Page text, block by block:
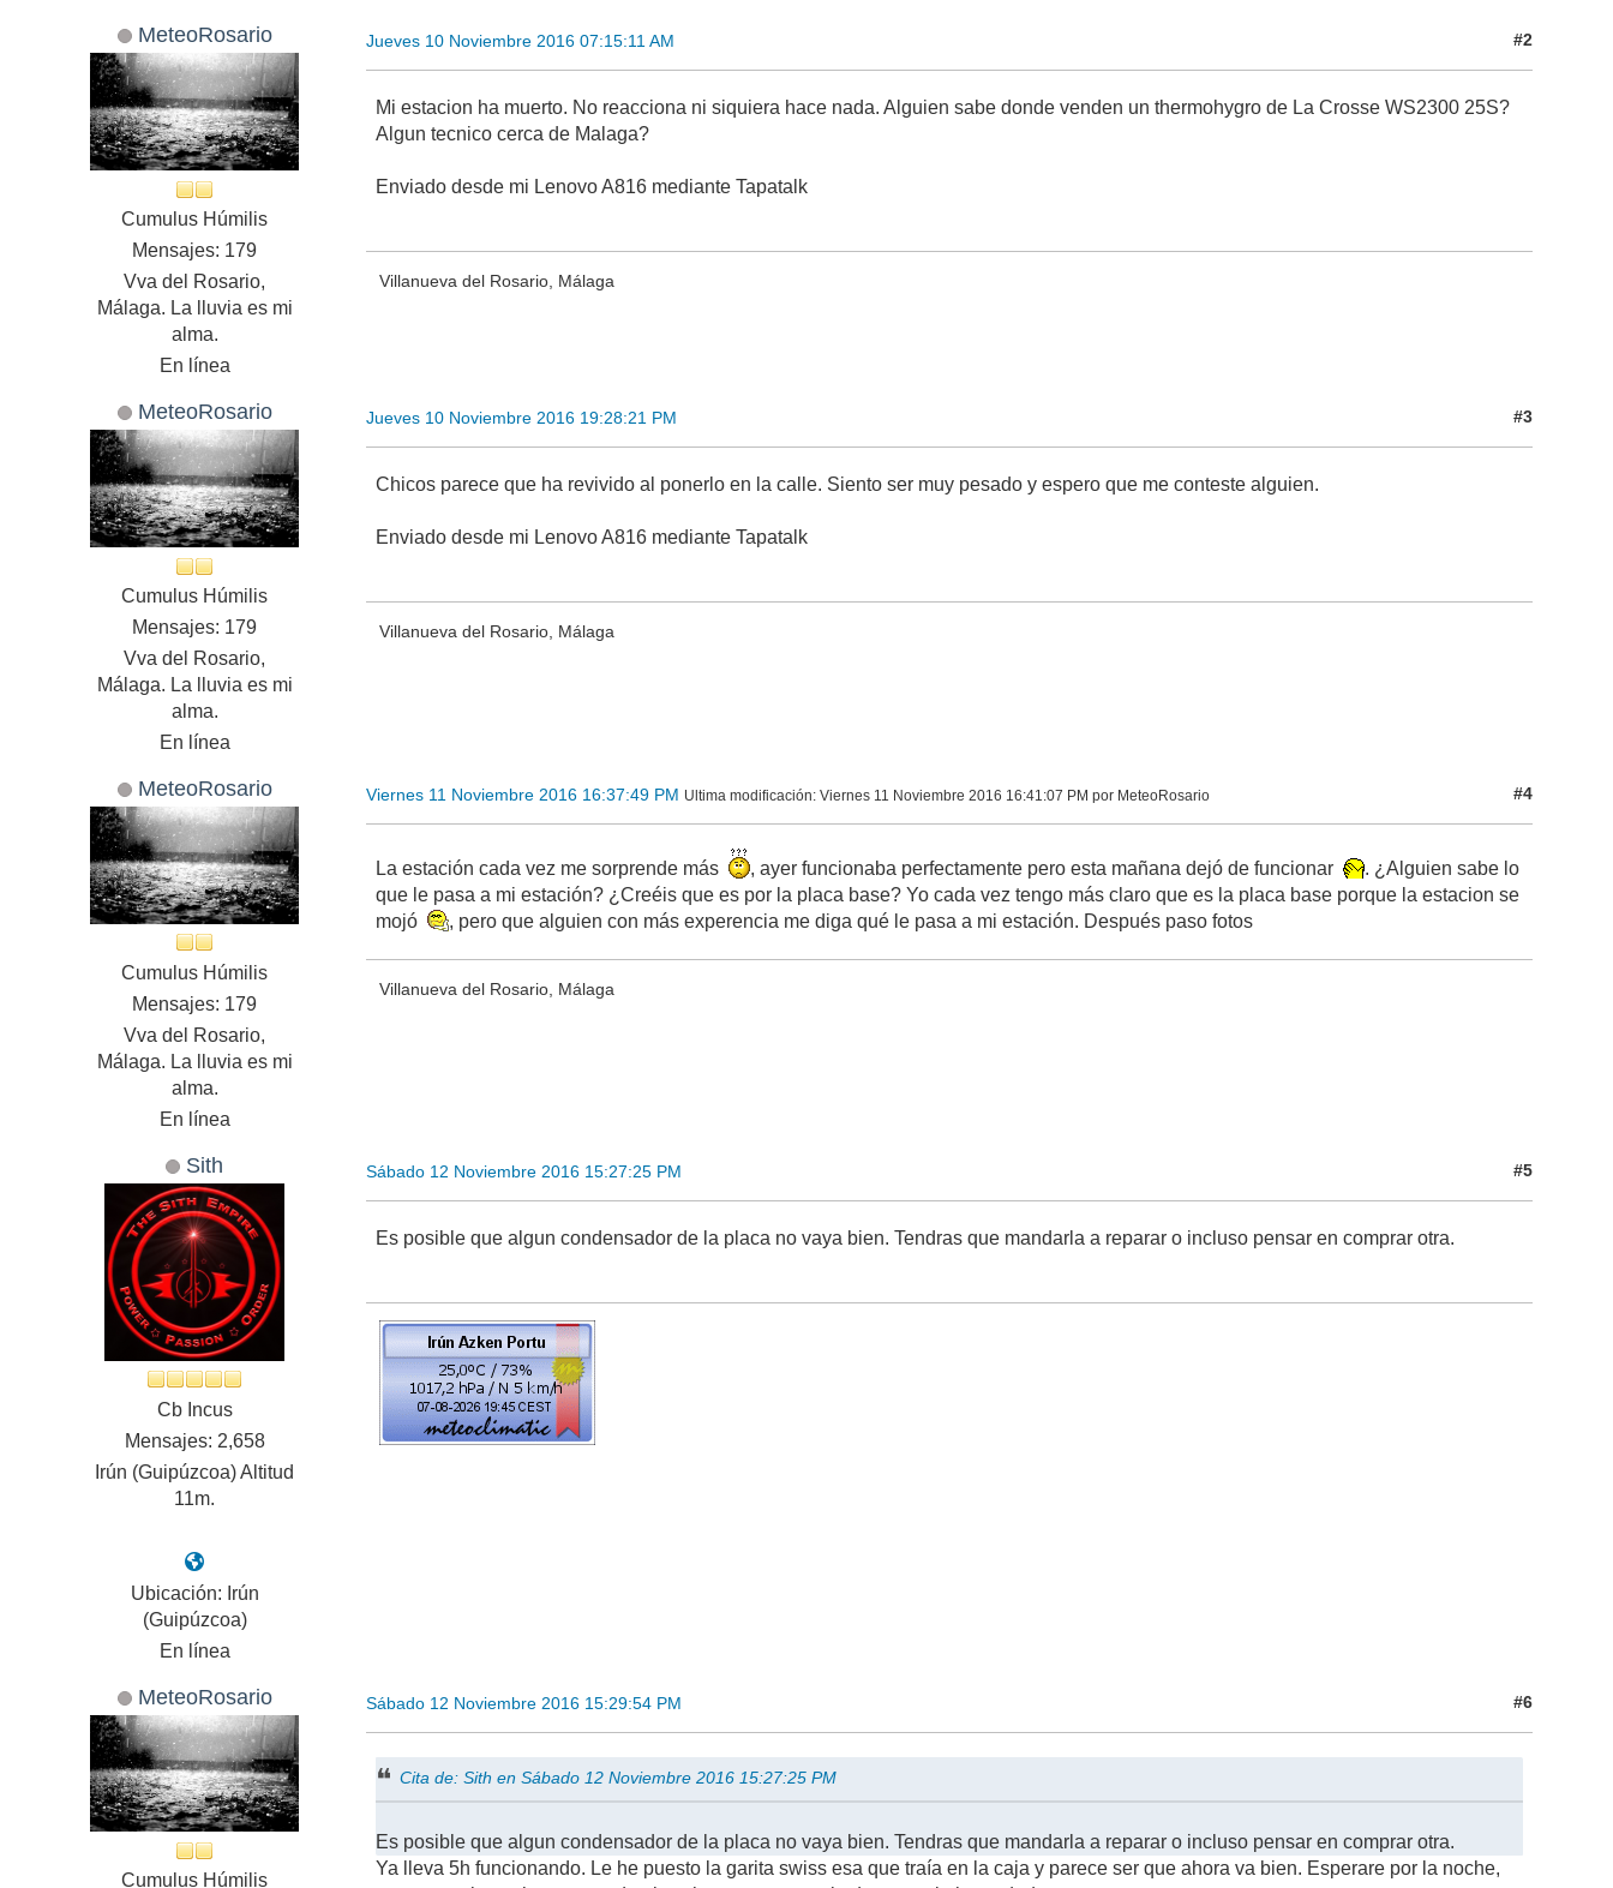
MeteoRosario
Cumulus Húmilis
Mensajes: 179
Vva del Rosario,
Málaga. La lluvia es mi
alma.
En línea
Jueves 10 Noviembre 2016 07:15:11 AM #2
Mi estacion ha muerto. No reacciona ni siquiera hace nada. Alguien sabe donde venden un thermohygro de La Crosse WS2300 25S?
Algun tecnico cerca de Malaga?
Enviado desde mi Lenovo A816 mediante Tapatalk
Villanueva del Rosario, Málaga
MeteoRosario
Cumulus Húmilis
Mensajes: 179
Vva del Rosario,
Málaga. La lluvia es mi
alma.
En línea
Jueves 10 Noviembre 2016 19:28:21 PM #3
Chicos parece que ha revivido al ponerlo en la calle. Siento ser muy pesado y espero que me conteste alguien.
Enviado desde mi Lenovo A816 mediante Tapatalk
Villanueva del Rosario, Málaga
MeteoRosario
Cumulus Húmilis
Mensajes: 179
Vva del Rosario,
Málaga. La lluvia es mi
alma.
En línea
Viernes 11 Noviembre 2016 16:37:49 PM Ultima modificación: Viernes 11 Noviembre 2016 16:41:07 PM por MeteoRosario #4
La estación cada vez me sorprende más , ayer funcionaba perfectamente pero esta mañana dejó de funcionar
. ¿Alguien sabe lo
que le pasa a mi estación? ¿Creéis que es por la placa base? Yo cada vez tengo más claro que es la placa base porque la estacion se
mojó
, pero que alguien con más experencia me diga qué le pasa a mi estación. Después paso fotos
Villanueva del Rosario, Málaga
Sith
Cb Incus
Mensajes: 2,658
Irún (Guipúzcoa) Altitud
11m.
Ubicación: Irún
(Guipúzcoa)
En línea
Sábado 12 Noviembre 2016 15:27:25 PM #5
Es posible que algun condensador de la placa no vaya bien. Tendras que mandarla a reparar o incluso pensar en comprar otra.
MeteoRosario
Cumulus Húmilis
Sábado 12 Noviembre 2016 15:29:54 PM #6
Cita de: Sith en Sábado 12 Noviembre 2016 15:27:25 PM
Es posible que algun condensador de la placa no vaya bien. Tendras que mandarla a reparar o incluso pensar en comprar otra.
Ya lleva 5h funcionando. Le he puesto la garita swiss esa que traía en la caja y parece ser que ahora va bien. Esperare por la noche,